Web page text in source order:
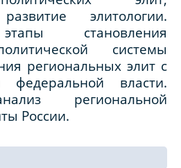
элитологии.
становления
системы
региональных элит с
федеральной власти.
региональной
России.